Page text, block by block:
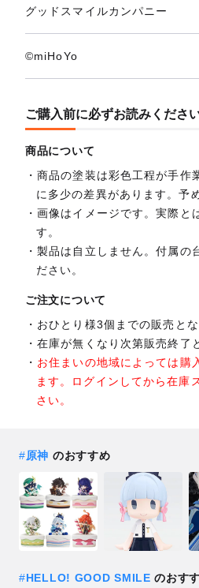
グッドスマイルカンパニー
©miHoYo
ご購入前に必ずお読みくださ
商品について
商品の塗装は彩色工程が手作
に多少の差異があります。予
画像はイメージです。実際と
す。
製品は自立しません。付属の
ださい。
ご注文について
おひとり様3個までの販売とな
在庫が無くなり次第販売終了
お住まいの地域によっては購
ます。ログインしてから在庫
さい。
#原神 のおすすめ
#HELLO! GOOD SMILE のおす